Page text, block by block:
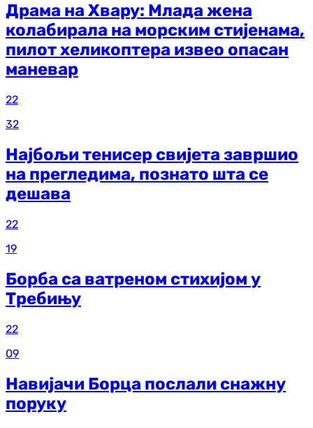
Драма на Хвару: Млада жена
колабирала на морским стијенама,
пилот хеликоптера извео опасан
маневар
22
32
Најбољи тенисер свијета завршио
на прегледима, познато шта се
дешава
22
19
Борба са ватреном стихијом у
Требињу
22
09
Навијачи Борца послали снажну
поруку